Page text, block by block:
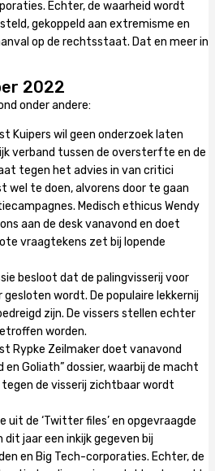
Echter, de waarheid wordt
gekoppeld aan extremisme en
op de rechtsstaat. Dat en meer in
2022
onder andere:
Kuipers wil geen onderzoek laten
verband tussen de oversterfte en de
tegen het advies in van critici
wel te doen, alvorens door te gaan
Medisch ethicus Wendy
aan de desk vanavond en doet
vraagtekens zet bij lopende
besloot dat de palingvisserij voor
gesloten wordt. De populaire lekkernij
zijn. De vissers stellen echter
worden.
Rypke Zeilmaker doet vanavond
en Goliath” dossier, waarbij de macht
tegen de visserij zichtbaar wordt
uit de ‘Twitter files’ en opgevraagde
dit jaar een inkijk gegeven bij
en Big Tech-corporaties. Echter, de